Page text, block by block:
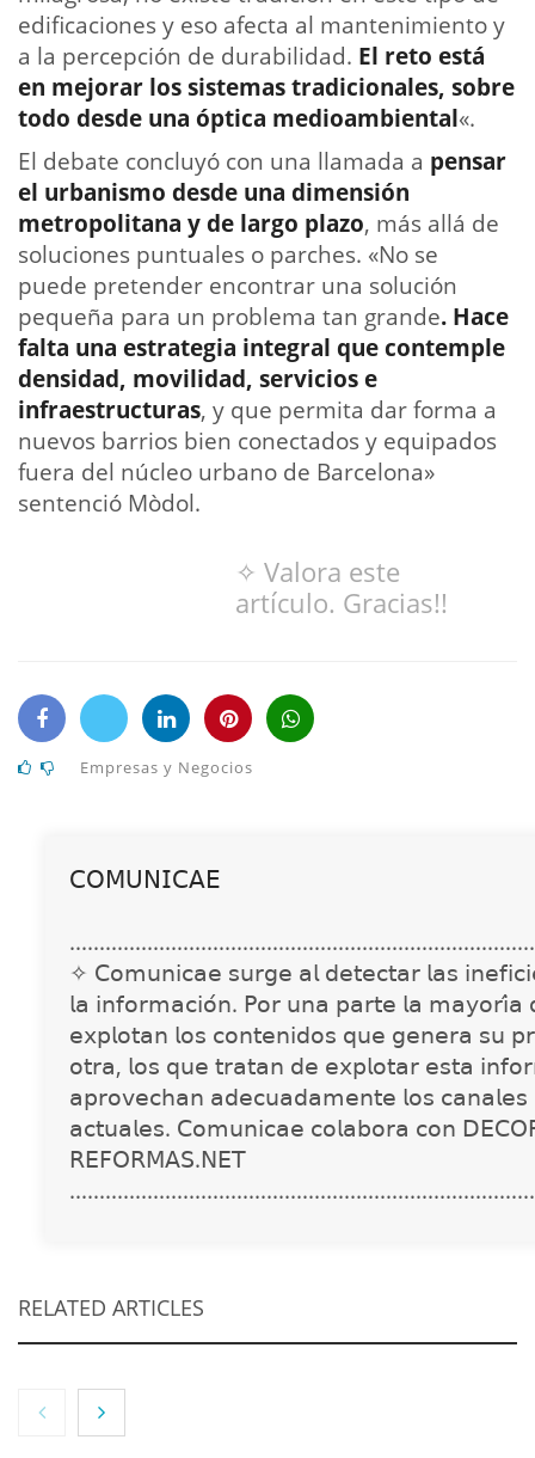
edificaciones y eso afecta al mantenimiento y
a la percepción de durabilidad. El reto está
en mejorar los sistemas tradicionales, sobre
todo desde una óptica medioambiental«.
El debate concluyó con una llamada a pensar
el urbanismo desde una dimensión
metropolitana y de largo plazo, más allá de
soluciones puntuales o parches. «No se
puede pretender encontrar una solución
pequeña para un problema tan grande. Hace
falta una estrategia integral que contemple
densidad, movilidad, servicios e
infraestructuras, y que permita dar forma a
nuevos barrios bien conectados y equipados
fuera del núcleo urbano de Barcelona»
sentenció Mòdol.
✧ Valora este
artículo. Gracias!!
Empresas y Negocios
𝖢𝖮𝖬𝖴𝖭𝖨𝖢𝖠𝖤
✧ 𝖢𝗈𝗆𝗎𝗇𝗂𝖼𝖺𝖾 𝗌𝗎𝗋𝗀𝖾 𝖺𝗅 𝖽𝖾𝗍𝖾𝖼𝗍𝖺𝗋 𝗅𝖺𝗌
𝗅𝖺 𝗂𝗇𝖿𝗈𝗋𝗆𝖺𝖼𝗂𝗈́𝗇. 𝖯𝗈𝗋 𝗎𝗇𝖺 𝗉𝖺𝗋𝗍𝖾 𝗅𝖺
𝖾𝗑𝗉𝗅𝗈𝗍𝖺𝗇 𝗅𝗈𝗌 𝖼𝗈𝗇𝗍𝖾𝗇𝗂𝖽𝗈𝗌 𝗊𝗎𝖾 𝗀𝖾𝗇𝖾𝗋𝖺 𝗌𝗎
𝗈𝗍𝗋𝖺, 𝗅𝗈𝗌 𝗊𝗎𝖾 𝗍𝗋𝖺𝗍𝖺𝗇 𝖽𝖾 𝖾𝗑𝗉𝗅𝗈𝗍𝖺𝗋 𝖾𝗌𝗍𝖺
𝖺𝗉𝗋𝗈𝗏𝖾𝖼𝗁𝖺𝗇 𝖺𝖽𝖾𝖼𝗎𝖺𝖽𝖺𝗆𝖾𝗇𝗍𝖾 𝗅𝗈𝗌
𝖺𝖼𝗍𝗎𝖺𝗅𝖾𝗌. 𝖢𝗈𝗆𝗎𝗇𝗂𝖼𝖺𝖾 𝖼𝗈𝗅𝖺𝖻𝗈𝗋𝖺 𝖼𝗈𝗇
𝖱𝖤𝖥𝖮𝖱𝖬𝖠𝖲.𝖭𝖤𝖳
RELATED ARTICLES
NOVA: innovación y diseño que transforman
espacios de la mano de Tormo Franquicias